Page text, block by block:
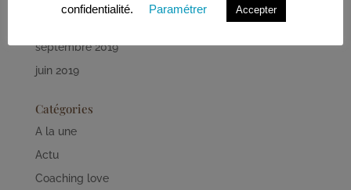
septembre 2019
juin 2019
Catégories
A la une
Actu
Coaching love
confidentialité.
Paramétrer Accepter